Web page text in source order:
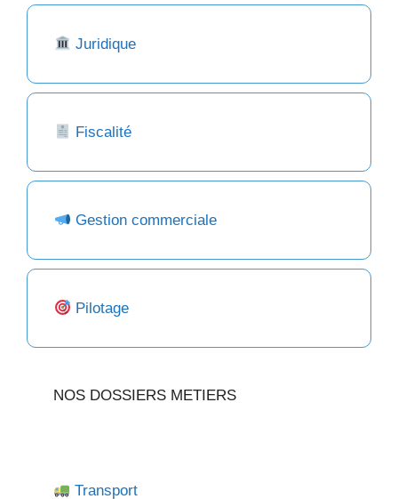
Juridique
Fiscalité
Gestion commerciale
Pilotage
NOS DOSSIERS METIERS
Transport